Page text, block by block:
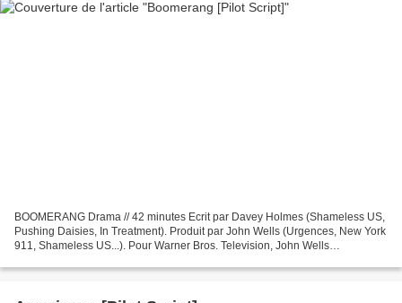
BOOMERANG Drama // 42 minutes Ecrit par Davey Holmes (Shameless US,
Pushing Daisies, In Treatment). Produit par John Wells (Urgences, New York
911, Shameless US...). Pour Warner Bros. Television, John Wells